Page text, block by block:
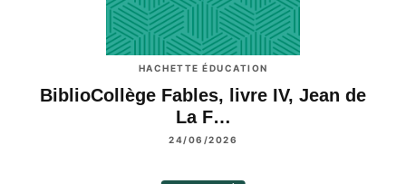
HACHETTE ÉDUCATION
BiblioCollège Fables, livre IV, Jean de
La F…
24/06/2026